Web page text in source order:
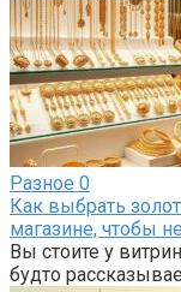
Разное 0
Как выбрать
магазине, чтобы
Вы стоите у
будто